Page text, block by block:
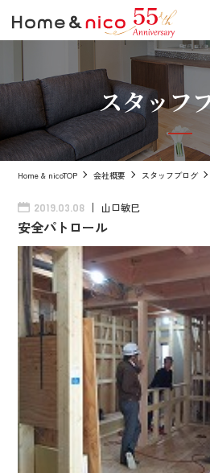
スタッフ
Home & nicoTOP 会社概要 スタッフブログ
2019.03.08 山口敏巳
安全パトロール